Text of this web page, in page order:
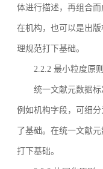
体进行描述，再组合
在机构，也可以是出
理规范打下基础。
2.2.2 最小粒度原
统一文献元数据
例如机构字段，可细
了基础。在统一文献
打下基础。